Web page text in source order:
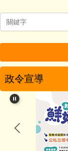
test
學校簡介
學校特色
政令宣導